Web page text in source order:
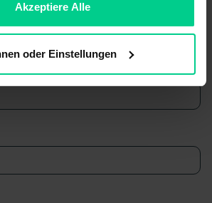
Akzeptiere Alle
oder Einstellungen